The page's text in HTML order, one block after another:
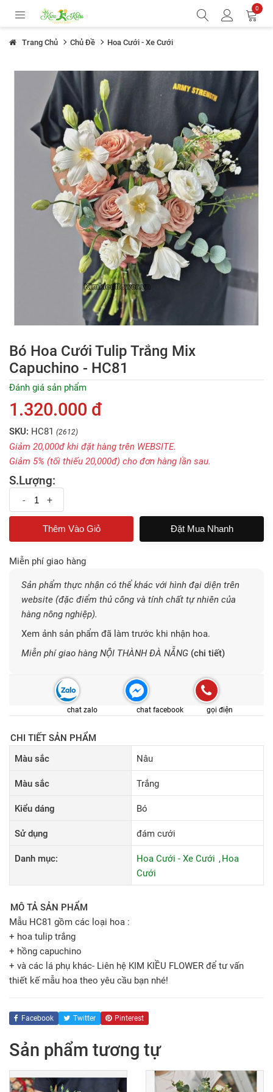
0
Trang Chủ Chủ Đề Hoa Cưới - Xe Cưới
Bó Hoa Cưới Tulip Trắng Mix
Capuchino - HC81
Đánh giá sản phẩm
1.320.000 đ
SKU: HC81 (2612)
Giảm 20,000đ khi đặt hàng trên WEBSITE.
Giảm 5% (tối thiếu 20,000đ) cho đơn hàng lần sau.
S.Lượng:
- +
Đặt Mua Nhanh
Miễn phí giao hàng
Sản phẩm thực nhận có thể khác với hình đại diện trên
website (đặc điểm thủ công và tính chất tự nhiên của
hàng nông nghiệp).
Xem ảnh sản phẩm đã làm trước khi nhận hoa.
Miễn phí giao hàng NỘI THÀNH ĐÀ NẴNG (chi tiết)
chat zalo chat facebook gọi điện
CHI TIẾT SẢN PHẨM
Màu sắc
Nâu
Màu sắc Trắng
Kiểu dáng Bó
Sử dụng đám cưới
Danh mục: Hoa Cưới - Xe Cưới
Hoa
Cưới
MÔ TẢ SẢN PHẨM
Mẫu HC81 gồm các loại hoa :
+ hoa tulip trắng
+ hồng capuchino
+ và các lá phụ khác- Liên hệ KIM KIỀU FLOWER để tư vấn
thiết kế mẫu hoa theo yêu cầu bạn nhé!
Facebook Twitter Pinterest
Sản phẩm tương tự